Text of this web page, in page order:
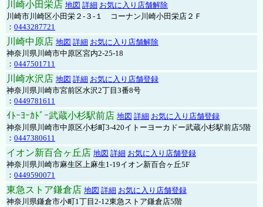
川崎小田栄店 地図 詳細 お気に入り店舗解除
川崎市川崎区小田栄２‐３‐１ コーナン川崎小田栄店２Ｆ
： 0443287721
川崎中原店 地図 詳細 お気に入り店舗解除
神奈川県川崎市中原区宮内2-25-18
： 0447501711
川崎水沢店 地図 詳細 お気に入り店舗登録
神奈川県川崎市宮前区水沢2丁目3番8号
： 0449781611
ｲﾄｰﾖｰｶﾄﾞｰ武蔵小杉駅前店 地図 詳細 お気に入り店舗登録
神奈川県川崎市中原区小杉町3-420イトーヨーカドー武蔵小杉駅前店5階
： 0447380611
イオン新百合ヶ丘店 地図 詳細 お気に入り店舗登録
神奈川県川崎市麻生区上麻生1-19イオン新百合ヶ丘5F
： 0449590071
東急ストア鎌倉店 地図 詳細 お気に入り店舗登録
神奈川県鎌倉市小町1丁目2-12東急ストア鎌倉店5階